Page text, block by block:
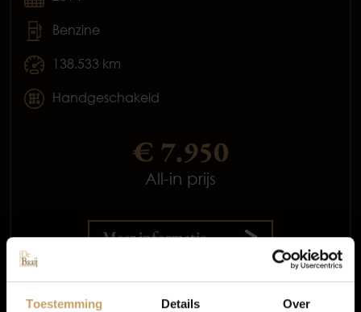
Toestemming Details Over
Benzine
138.533 km
Handgeschakeld
€ 7.950
All-in prijs
Meer informatie
Occasions
Autolease